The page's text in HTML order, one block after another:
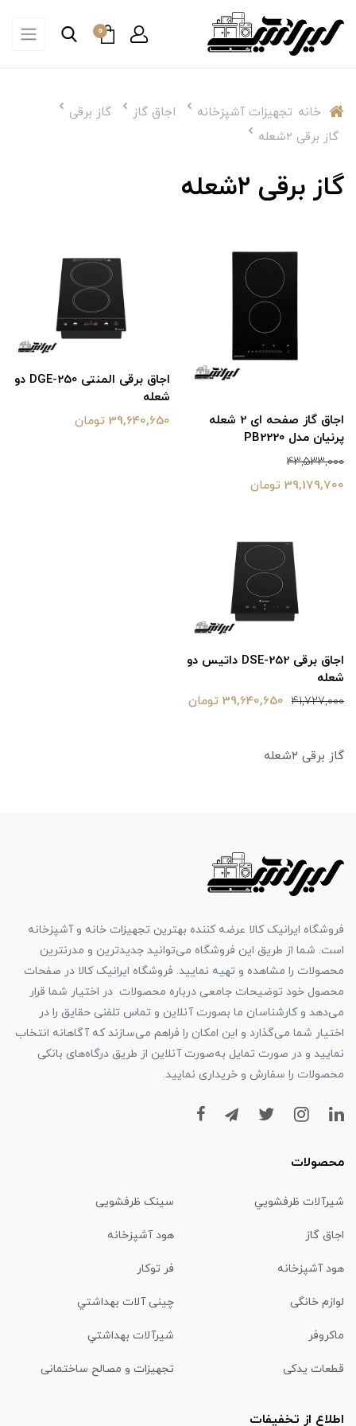
0
خانه تجهیزات آشپزخانه اجاق گاز
گاز برقی
گاز برقی ۲شعله
گاز برقی ۲شعله
اجاق گاز صفحه ای 2 شعله
پرنیان مدل PB2220
43,533,000
39,179,700 تومان
اجاق برقی المنتی DGE-250 دو
شعله
39,640,650 تومان
اجاق برقی DSE-252 داتیس دو
شعله
41,727,000 39,640,650 تومان
گاز برقی ۲شعله
فروشگاه ایرانیک کالا عرضه کننده بهترین تجهیزات خانه و آشپزخانه
است. شما از طریق این فروشگاه می‌توانید جدیدترین و مدرنترین
محصولات را مشاهده و تهیه نمایید. فروشگاه ایرانیک کالا در صفحات
محصول خود توضیحات جامعی درباره محصولات در اختیار شما قرار
می‌دهد و کارشناسان ما بصورت آنلاین و تماس تلفنی حقایق را در
اختیار شما می‌گذارد و این امکان را فراهم می‌سازند که آگاهانه انتخاب
نمایید و در صورت تمایل به‌صورت آنلاین از طریق درگاه‌های بانکی
محصولات را سفارش و خریداری نمایید.
محصولات
شیرآلات ظرفشويي سینک ظرفشویی
اجاق گاز هود آشپزخانه
هود آشپزخانه فر توکار
لوازم خانگی چینی آلات بهداشتي
ماكروفر شیرآلات بهداشتي
قطعات یدکی تجهیزات و مصالح ساختمانی
اطلاع از تخفیفات